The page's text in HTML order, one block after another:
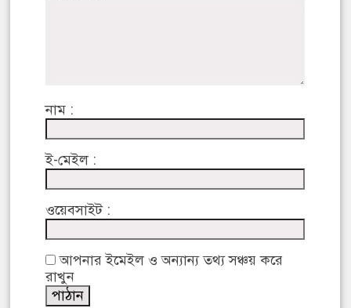
নাম :
ই-মেইল :
ওয়েবসাইট :
আপনার ইমেইল ও অন্যান্য তথ্য সঞ্চয় করে
রাখুন